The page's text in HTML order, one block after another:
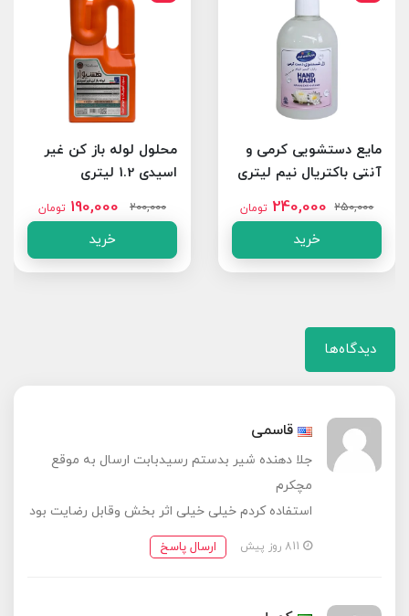
مایع دستشویی کرمی و
آنتی باکتریال نیم لیتری
250,000
240,000 تومان
خرید
محلول لوله باز کن غیر
اسیدی 1.2 لیتری
200,000
190,000 تومان
خرید
دیدگاه‌ها
قاسمی
جلا دهنده شیر بدستم رسیدبابت ارسال به موقع
مچکرم
استفاده کردم خیلی خیلی اثر بخش وقابل رضایت بود
ارسال پاسخ